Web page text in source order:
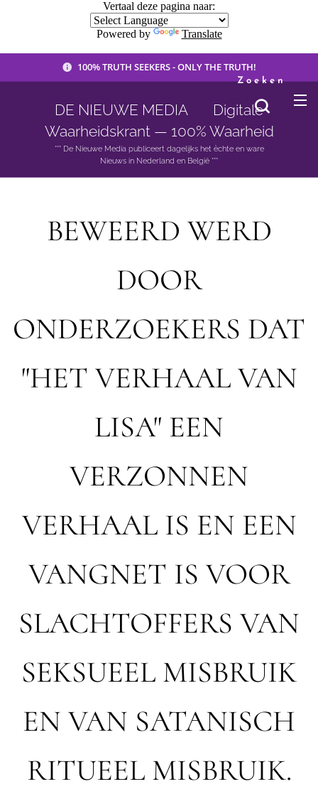
Vertaal deze pagina naar:
Powered by Translate
100% TRUTH SEEKERS - ONLY THE TRUTH!
DE NIEUWE MEDIA 🟣 Digitale
Waarheidskrant — 100% Waarheid
*** De Nieuwe Media publiceert dagelijks het èchte en ware
Nieuws in Nederland en België ***
Zoeken
BEWEERD WERD
DOOR
ONDERZOEKERS DAT
"HET VERHAAL VAN
LISA" EEN
VERZONNEN
VERHAAL IS EN EEN
VANGNET IS VOOR
SLACHTOFFERS VAN
SEKSUEEL MISBRUIK
EN VAN SATANISCH
RITUEEL MISBRUIK.